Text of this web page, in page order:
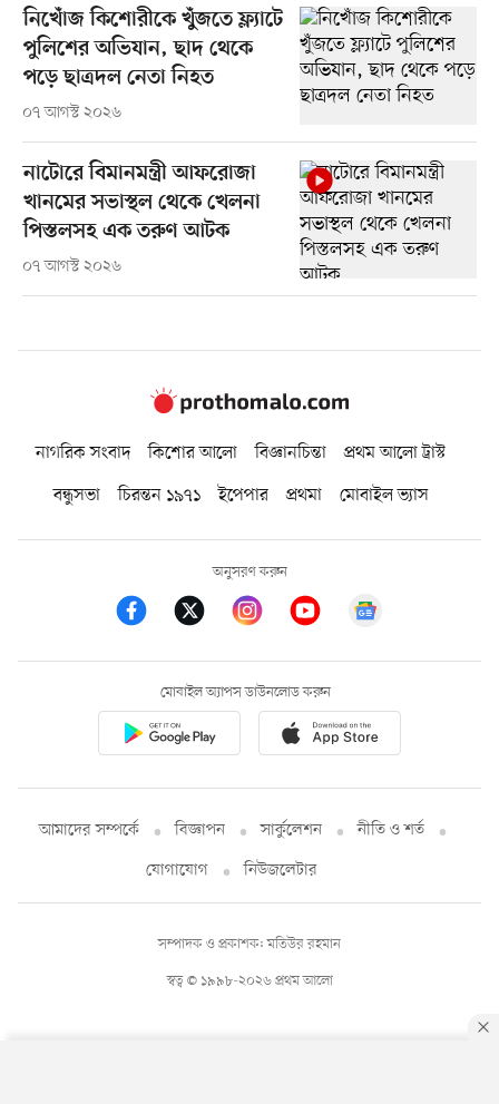
নিখোঁজ কিশোরীকে খুঁজতে ফ্ল্যাটে
পুলিশের অভিযান, ছাদ থেকে
পড়ে ছাত্রদল নেতা নিহত
০৭ আগস্ট ২০২৬
নাটোরে বিমানমন্ত্রী আফরোজা
খানমের সভাস্থল থেকে খেলনা
পিস্তলসহ এক তরুণ আটক
০৭ আগস্ট ২০২৬
নাগরিক সংবাদ কিশোর আলো বিজ্ঞানচিন্তা
প্রথম আলো ট্রাস্ট
বন্ধুসভা
চিরন্তন ১৯৭১ ইপেপার প্রথমা মোবাইল ভ্যাস
অনুসরণ করুন
মোবাইল অ্যাপস ডাউনলোড করুন
আমাদের সম্পর্কে বিজ্ঞাপন সার্কুলেশন
নীতি ও শর্ত
যোগাযোগ
নিউজলেটার
স্বত্ব © ১৯৯৮-২০২৬ প্রথম আলো
সম্পাদক ও প্রকাশক: মতিউর রহমান